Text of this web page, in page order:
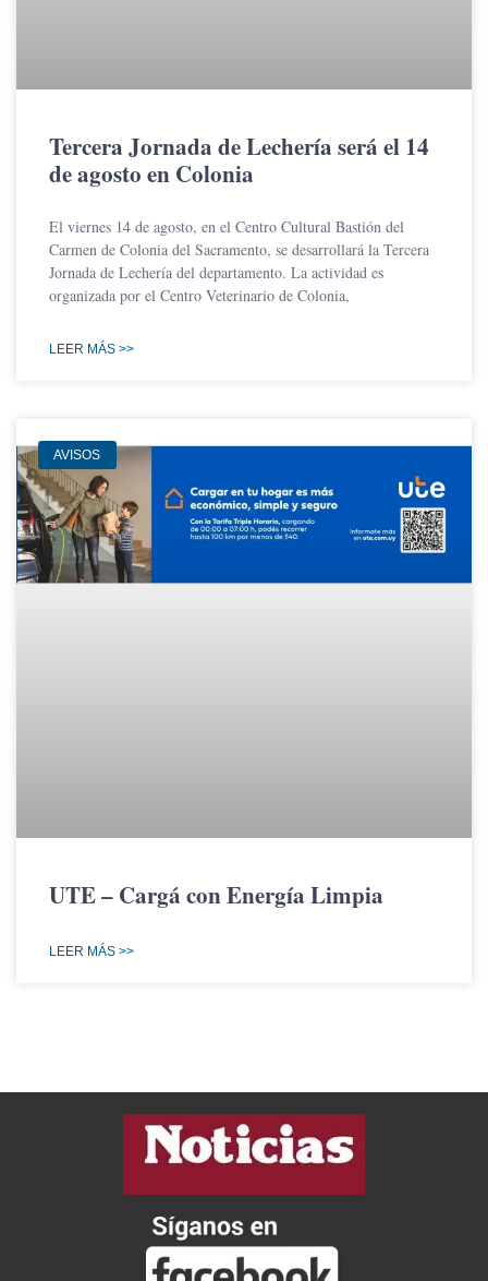
Tercera Jornada de Lechería será el 14
de agosto en Colonia
El viernes 14 de agosto, en el Centro Cultural Bastión del
Carmen de Colonia del Sacramento, se desarrollará la Tercera
Jornada de Lechería del departamento. La actividad es
organizada por el Centro Veterinario de Colonia,
LEER MÁS >>
AVISOS
UTE – Cargá con Energía Limpia
LEER MÁS >>